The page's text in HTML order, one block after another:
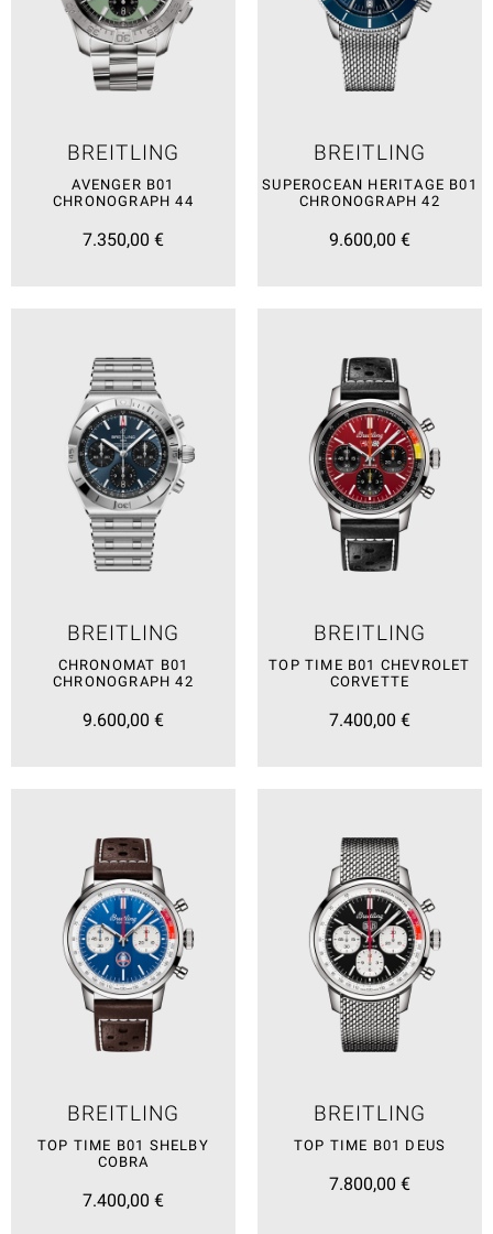
BREITLING
AVENGER B01
CHRONOGRAPH 44
7.350,00 €
BREITLING
SUPEROCEAN HERITAGE B01
CHRONOGRAPH 42
9.600,00 €
BREITLING
CHRONOMAT B01
CHRONOGRAPH 42
9.600,00 €
BREITLING
TOP TIME B01 CHEVROLET
CORVETTE
7.400,00 €
BREITLING
TOP TIME B01 SHELBY
COBRA
7.400,00 €
BREITLING
TOP TIME B01 DEUS
7.800,00 €